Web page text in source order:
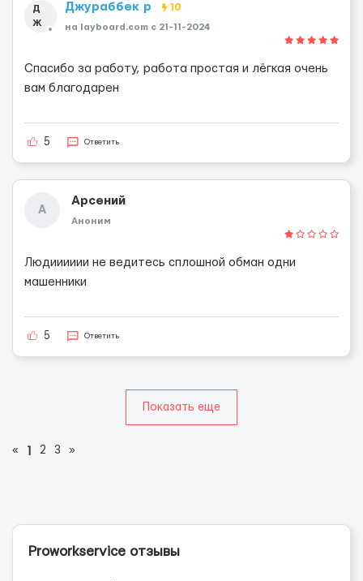
Д
Ж
Джураббек р 10
на layboard.com c 21-11-2024
Спасибо за работу, работа простая и лёгкая очень
вам благодарен
5 Ответить
А
Арсений
Аноним
Людииииии не ведитесь сплошной обман одни
машенники
5 Ответить
Показать еще
« 2 3 »
Proworkservice отзывы